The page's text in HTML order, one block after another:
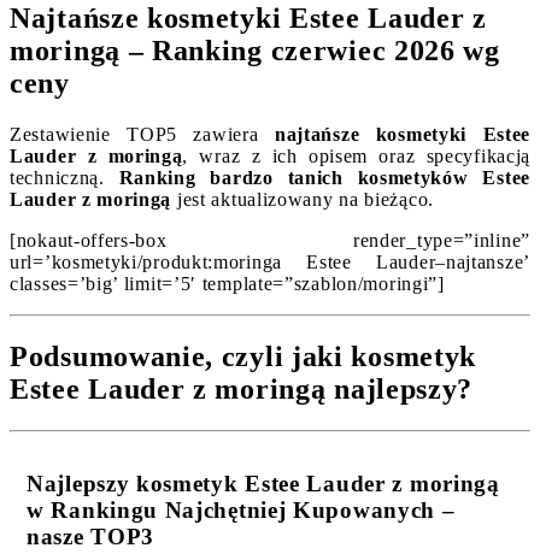
Najtańsze kosmetyki Estee Lauder z
moringą – Ranking czerwiec 2026 wg
ceny
Zestawienie TOP5 zawiera najtańsze kosmetyki Estee
Lauder z moringą, wraz z ich opisem oraz specyfikacją
techniczną. Ranking bardzo tanich kosmetyków Estee
Lauder z moringą jest aktualizowany na bieżąco.
[nokaut-offers-box render_type=”inline”
url=’kosmetyki/produkt:moringa Estee Lauder–najtansze’
classes=’big’ limit=’5′ template=”szablon/moringi”]
Podsumowanie, czyli jaki kosmetyk
Estee Lauder z moringą najlepszy?
Najlepszy kosmetyk Estee Lauder z moringą
w Rankingu Najchętniej Kupowanych –
nasze TOP3